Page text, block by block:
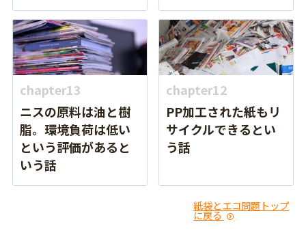
chapter13
ニスの原料は油と樹
脂。環境負荷は低い
という評価があると
いう話
chapter12
PP加工された紙もリ
サイクルできるとい
う話
紙袋とエコ問題トップ
に戻る